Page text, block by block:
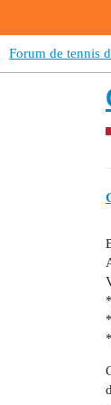
Forum de tennis